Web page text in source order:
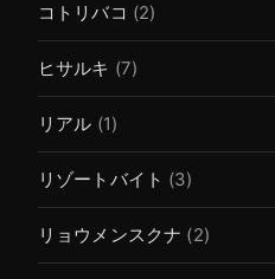
コトリバコ (2)
ヒサルキ (7)
リアル (1)
リゾートバイト (3)
リョウメンスクナ (2)